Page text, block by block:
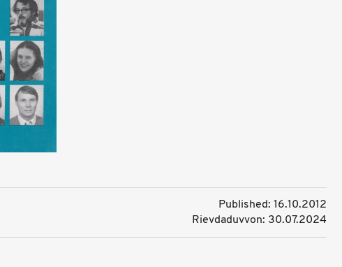
Published: 16.10.2012
Rievdaduvvon: 30.07.2024